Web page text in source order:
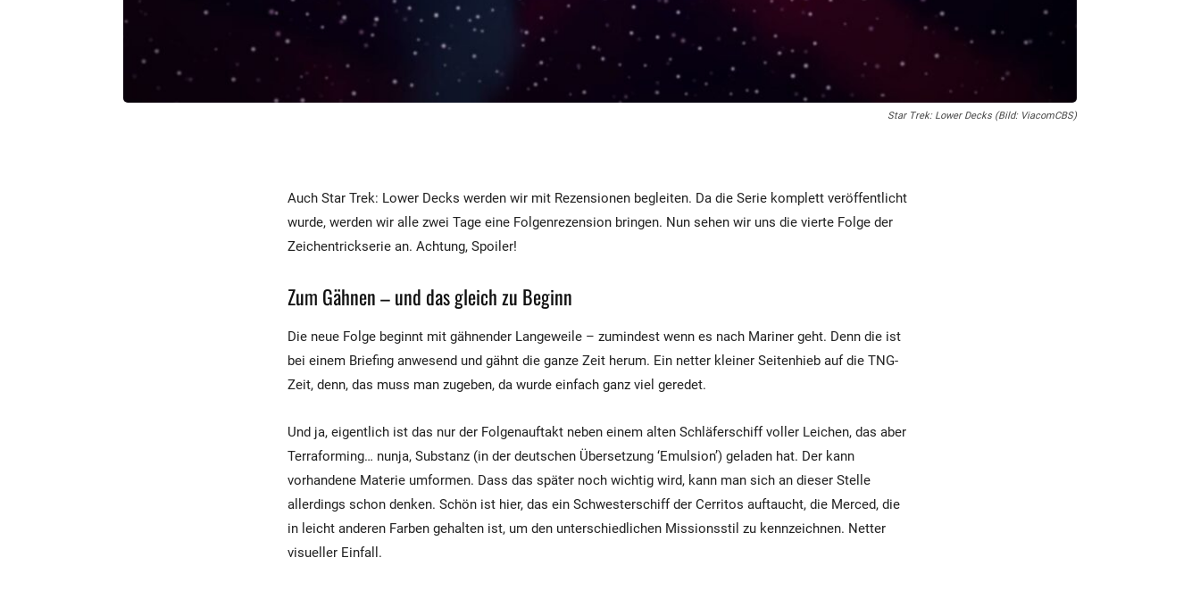
Star Trek: Lower Decks (Bild: ViacomCBS)
Auch Star Trek: Lower Decks werden wir mit Rezensionen begleiten. Da die Serie komplett veröffentlicht
wurde, werden wir alle zwei Tage eine Folgenrezension bringen. Nun sehen wir uns die vierte Folge der
Zeichentrickserie an. Achtung, Spoiler!
Zum Gähnen – und das gleich zu Beginn
Die neue Folge beginnt mit gähnender Langeweile – zumindest wenn es nach Mariner geht. Denn die ist
bei einem Briefing anwesend und gähnt die ganze Zeit herum. Ein netter kleiner Seitenhieb auf die TNG-
Zeit, denn, das muss man zugeben, da wurde einfach ganz viel geredet.
Und ja, eigentlich ist das nur der Folgenauftakt neben einem alten Schläferschiff voller Leichen, das aber
Terraforming… nunja, Substanz (in der deutschen Übersetzung ‘Emulsion’) geladen hat. Der kann
vorhandene Materie umformen. Dass das später noch wichtig wird, kann man sich an dieser Stelle
allerdings schon denken. Schön ist hier, das ein Schwesterschiff der Cerritos auftaucht, die Merced, die
in leicht anderen Farben gehalten ist, um den unterschiedlichen Missionsstil zu kennzeichnen. Netter
visueller Einfall.